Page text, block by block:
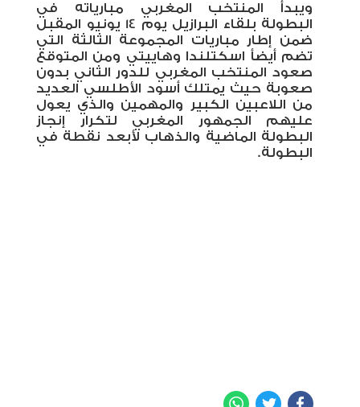
ويبدأ المنتخب المغربي مبارياته في
البطولة بلقاء البرازيل يوم 14 يونيو المقبل
ضمن إطار مباريات المجموعة الثالثة التي
تضم أيضأ اسكتلندا وهاييتي ومن المتوقع
صعود المنتخب المغربي للدور الثاني بدون
صعوبة حيث يمتلك أسود الأطلسي العديد
من اللاعبين الكبير والمهمين والذي يعول
عليهم الجمهور المغربي لتكرار إنجاز
البطولة الماضية والذهاب لأبعد نقطة في
البطولة.
Facebook
Twitter